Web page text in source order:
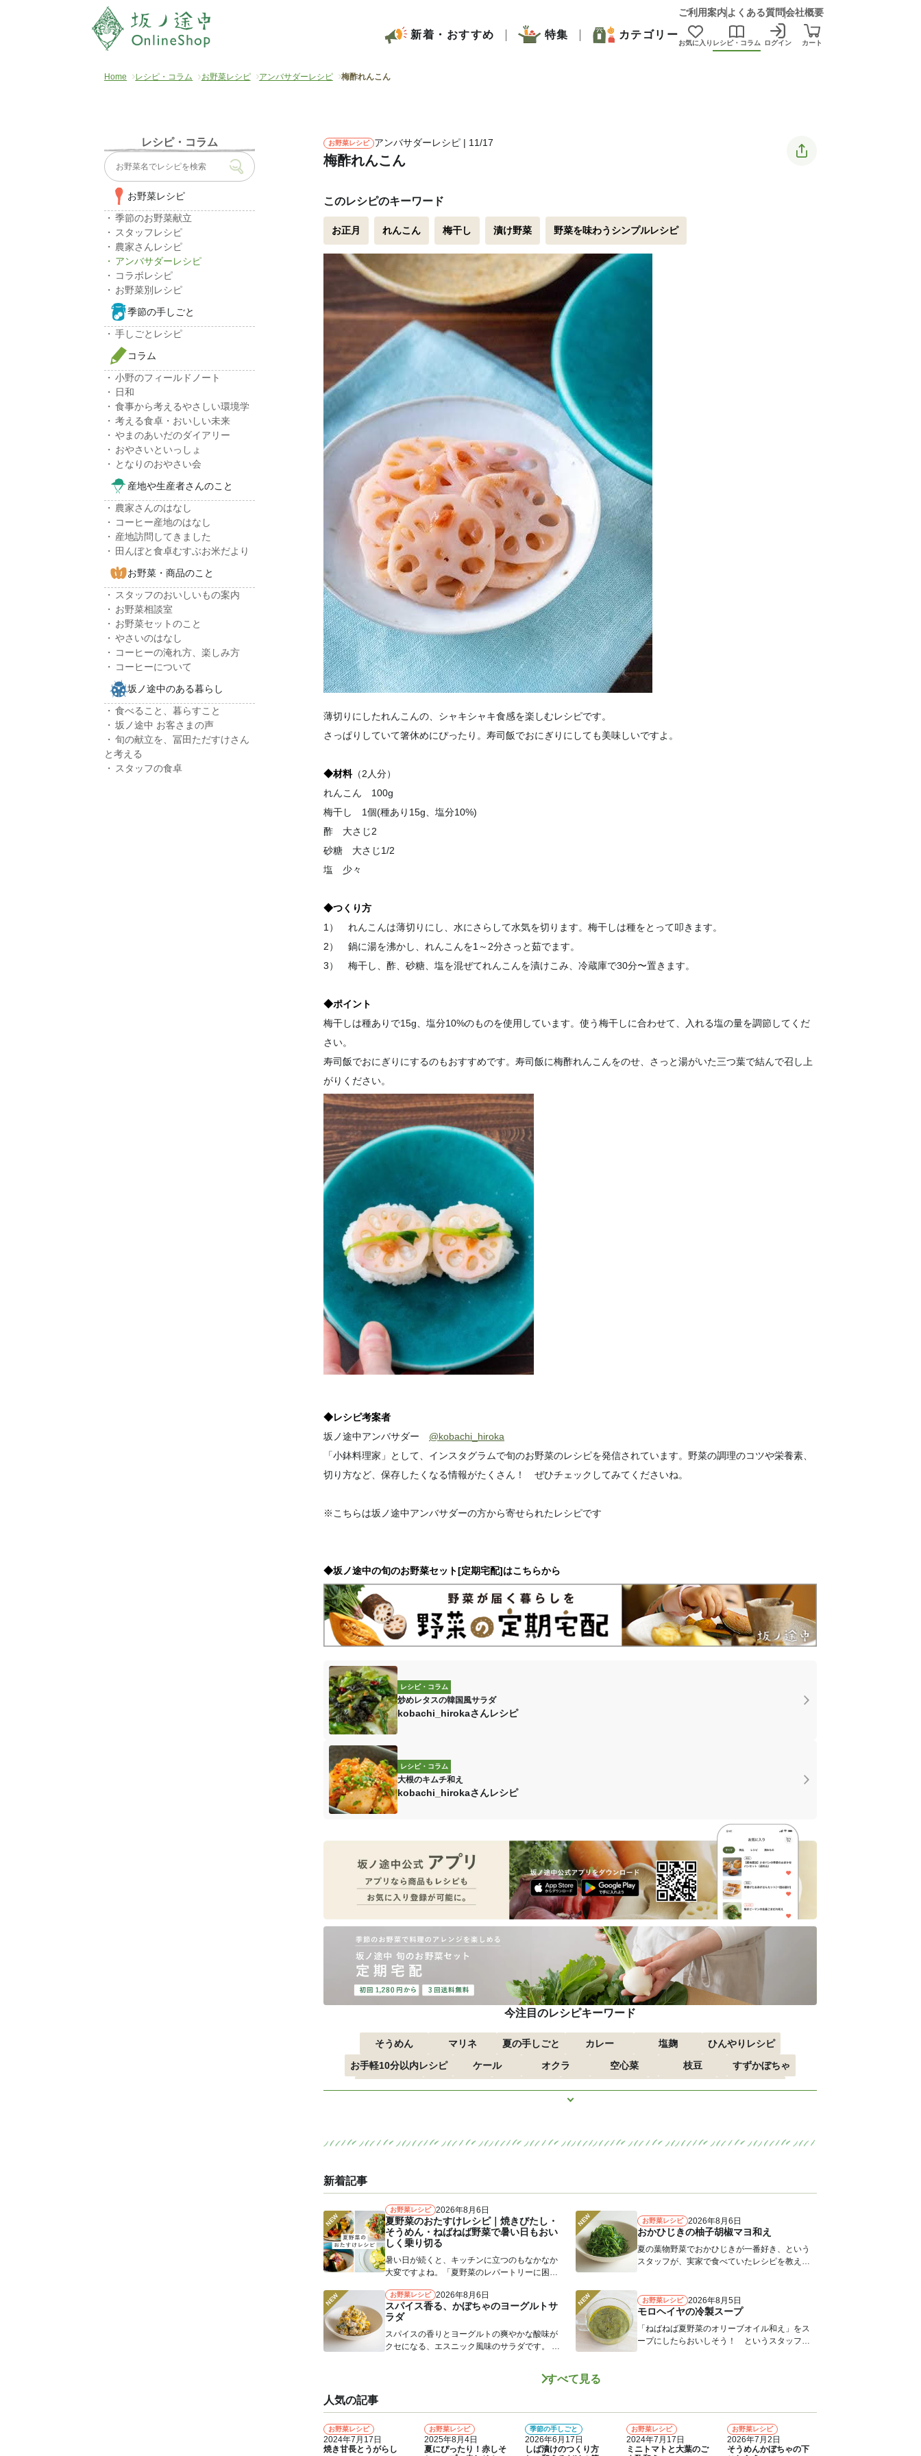
ご利用案内 よくある質問会社概要
新着・おすすめ 特集 カテゴリー
お気に入り レシピ・コラム ログイン カート
Home レシピ・コラム お野菜レシピ アンバサダーレシピ 梅酢れんこん
お野菜レシピ アンバサダーレシピ | 11/17
梅酢れんこん
このレシピのキーワード
お正月 れんこん 梅干し 漬け野菜 野菜を味わうシンプルレシピ
薄切りにしたれんこんの、シャキシャキ食感を楽しむレシピです。
さっぱりしていて箸休めにぴったり。寿司飯でおにぎりにしても美味しいですよ。
◆材料（2人分）
れんこん 100g
梅干し 1個(種あり15g、塩分10%)
酢 大さじ2
砂糖 大さじ1/2
塩 少々
◆つくり方
1） れんこんは薄切りにし、水にさらして水気を切ります。梅干しは種をとって叩きます。
2） 鍋に湯を沸かし、れんこんを1～2分さっと茹でます。
3） 梅干し、酢、砂糖、塩を混ぜてれんこんを漬けこみ、冷蔵庫で30分〜置きます。
◆ポイント
梅干しは種ありで15g、塩分10%のものを使用しています。使う梅干しに合わせて、入れる塩の量を調節してくだ
さい。
寿司飯でおにぎりにするのもおすすめです。寿司飯に梅酢れんこんをのせ、さっと湯がいた三つ葉で結んで召し上
がりください。
◆レシピ考案者
坂ノ途中アンバサダー @kobachi_hiroka
「小鉢料理家」として、インスタグラムで旬のお野菜のレシピを発信されています。野菜の調理のコツや栄養素、
切り方など、保存したくなる情報がたくさん！ ぜひチェックしてみてくださいね。
※こちらは坂ノ途中アンバサダーの方から寄せられたレシピです
◆坂ノ途中の旬のお野菜セット[定期宅配]はこちらから
レシピ・コラム
炒めレタスの韓国風サラダ
kobachi_hirokaさんレシピ
レシピ・コラム
大根のキムチ和え
kobachi_hirokaさんレシピ
今注目のレシピキーワード
そうめん マリネ 夏の手しごと カレー 塩麹
ひんやりレシピ
お手軽10分以内レシピ
ケール オクラ 空心菜 枝豆
すずかぼちゃ
もっと見る
新着記事
お野菜レシピ 2026年8月6日
夏野菜のおたすけレシピ｜焼きびたし・
そうめん・ねばねば野菜で暑い日もおい
しく乗り切る
暑い日が続くと、キッチンに立つのもなかなか
大変ですよね。「夏野菜のレパートリーに困
お野菜レシピ 2026年8月6日
おかひじきの柚子胡椒マヨ和え
夏の葉物野菜でおかひじきが一番好き、という
スタッフが、実家で食べていたレシピを教えて
お野菜レシピ 2026年8月6日
スパイス香る、かぼちゃのヨーグルトサ
ラダ
スパイスの香りとヨーグルトの爽やかな酸味が
クセになる、エスニック風味のサラダです。 か
お野菜レシピ 2026年8月5日
モロヘイヤの冷製スープ
「ねばねば夏野菜のオリーブオイル和え」をス
ープにしたらおいしそう！ というスタッフの
すべて見る
人気の記事
1
お野菜レシピ
2024年7月17日
焼き甘長とうがらし
2
お野菜レシピ
2025年8月4日
夏にぴったり！赤しそ
3
季節の手しごと
2026年6月17日
しば漬けのつくり方
4
お野菜レシピ
2024年7月17日
ミニトマトと大葉のご
5
お野菜レシピ
2026年7月2日
そうめんかぼちゃの下
レシピ・コラム
お野菜レシピ
季節のお野菜献立
スタッフレシピ
農家さんレシピ
アンバサダーレシピ
コラボレシピ
お野菜別レシピ
季節の手しごと
手しごとレシピ
コラム
小野のフィールドノート
日和
食事から考えるやさしい環境学
考える食卓・おいしい未来
やまのあいだのダイアリー
おやさいといっしょ
となりのおやさい会
産地や生産者さんのこと
農家さんのはなし
コーヒー産地のはなし
産地訪問してきました
田んぼと食卓むすぶお米だより
お野菜・商品のこと
スタッフのおいしいもの案内
お野菜相談室
お野菜セットのこと
やさいのはなし
コーヒーの淹れ方、楽しみ方
コーヒーについて
坂ノ途中のある暮らし
食べること、暮らすこと
坂ノ途中 お客さまの声
旬の献立を、冨田ただすけさん
と考える
スタッフの食卓